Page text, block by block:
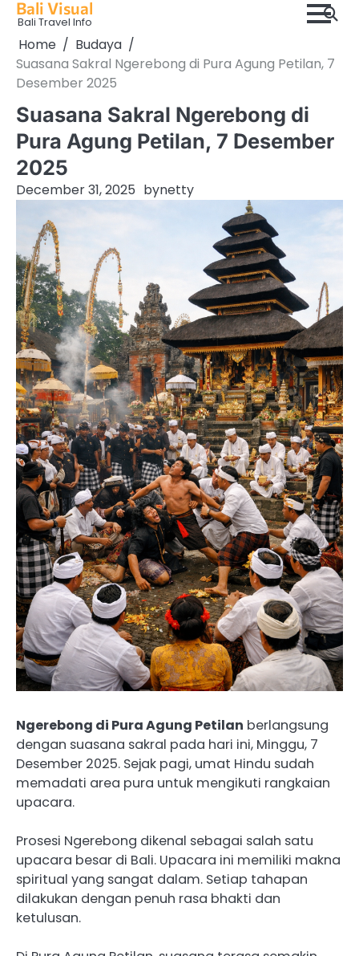
Skip
content
Bali Visual
Bali Travel Info
Home
Budaya
Suasana Sakral Ngerebong di Pura Agung Petilan, 7
Desember 2025
Suasana Sakral Ngerebong di
Pura Agung Petilan, 7 Desember
2025
December 31, 2025 bynetty
Ngerebong di Pura Agung Petilan berlangsung
dengan suasana sakral pada hari ini, Minggu, 7
Desember 2025. Sejak pagi, umat Hindu sudah
memadati area pura untuk mengikuti rangkaian
upacara.
Prosesi Ngerebong dikenal sebagai salah satu
upacara besar di Bali. Upacara ini memiliki makna
spiritual yang sangat dalam. Setiap tahapan
dilakukan dengan penuh rasa bhakti dan
ketulusan.